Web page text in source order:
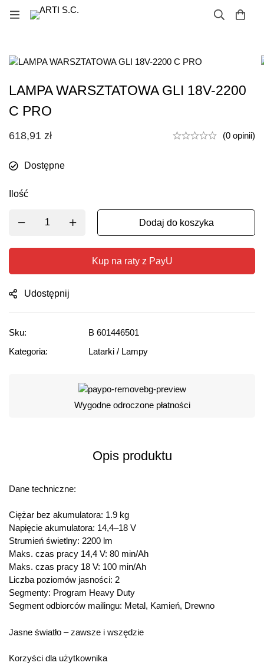
LAMPA WARSZTATOWA GLI 18V-2200
C PRO
618,91 zł (0 opinii)
Dostępne
Ilość
Dodaj do koszyka
Kup na raty z PayU
Udostępnij
Sku:
B 601446501
Kategoria:
Latarki / Lampy
Wygodne odroczone płatności
Opis produktu
Dane techniczne:
Ciężar bez akumulatora: 1.9 kg
Napięcie akumulatora: 14,4–18 V
Strumień świetlny: 2200 lm
Maks. czas pracy 14,4 V: 80 min/Ah
Maks. czas pracy 18 V: 100 min/Ah
Liczba poziomów jasności: 2
Segmenty: Program Heavy Duty
Segment odbiorców mailingu: Metal, Kamień, Drewno
Jasne światło – zawsze i wszędzie
Korzyści dla użytkownika